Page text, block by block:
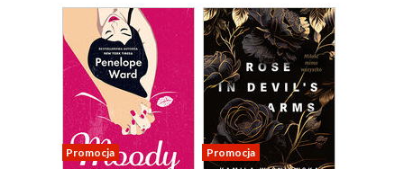
Promocja Promocja